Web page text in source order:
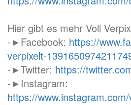
Hier gibt es mehr Voll
-►Facebook: https://
verpixelt-
-►Twitter: https://
-►Instagram:
https://